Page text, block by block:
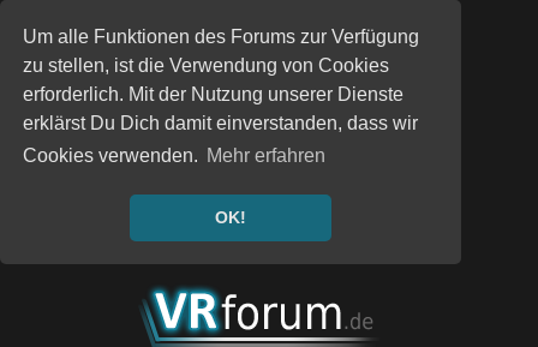
Um alle Funktionen des Forums zur Verfügung
zu stellen, ist die Verwendung von Cookies
erforderlich. Mit der Nutzung unserer Dienste
erklärst Du Dich damit einverstanden, dass wir
Cookies verwenden. Mehr erfahren
OK!